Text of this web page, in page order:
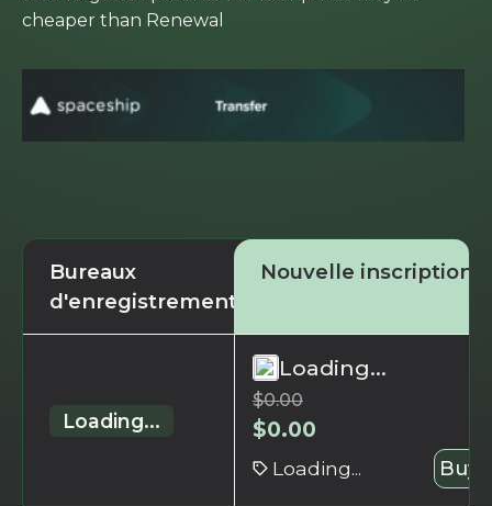
cheaper than Renewal
Bureaux
d'enregistrement
Nouvelle inscription
Loading...
Loading...
$0.00
$0.00
Loading... Buy